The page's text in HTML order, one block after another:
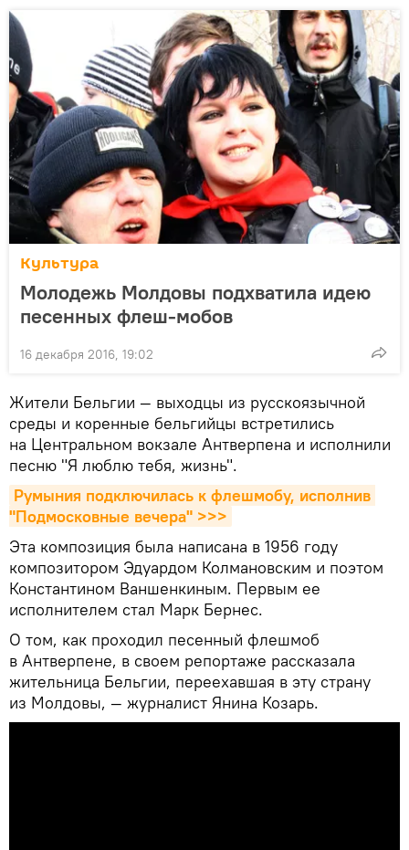
Культура
Молодежь Молдовы подхватила идею
песенных флеш-мобов
16 декабря 2016, 19:02
Жители Бельгии — выходцы из русскоязычной
среды и коренные бельгийцы встретились
на Центральном вокзале Антверпена и исполнили
песню "Я люблю тебя, жизнь".
Румыния подключилась к флешмобу, исполнив
"Подмосковные вечера" >>>
Эта композиция была написана в 1956 году
композитором Эдуардом Колмановским и поэтом
Константином Ваншенкиным. Первым ее
исполнителем стал Марк Бернес.
О том, как проходил песенный флешмоб
в Антверпене, в своем репортаже рассказала
жительница Бельгии, переехавшая в эту страну
из Молдовы, — журналист Янина Козарь.